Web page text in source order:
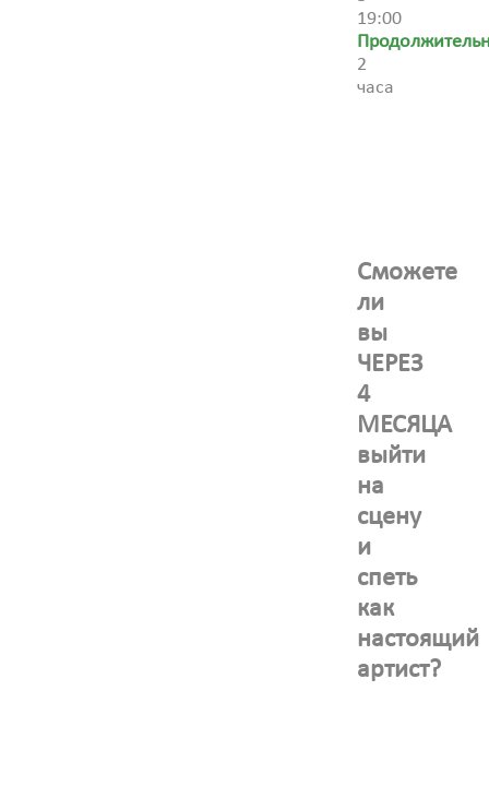
19:00
2
часа
Сможете
ли
вы
ЧЕРЕЗ
4
МЕСЯЦА
выйти
на
сцену
и
спеть
как
настоящий
артист?